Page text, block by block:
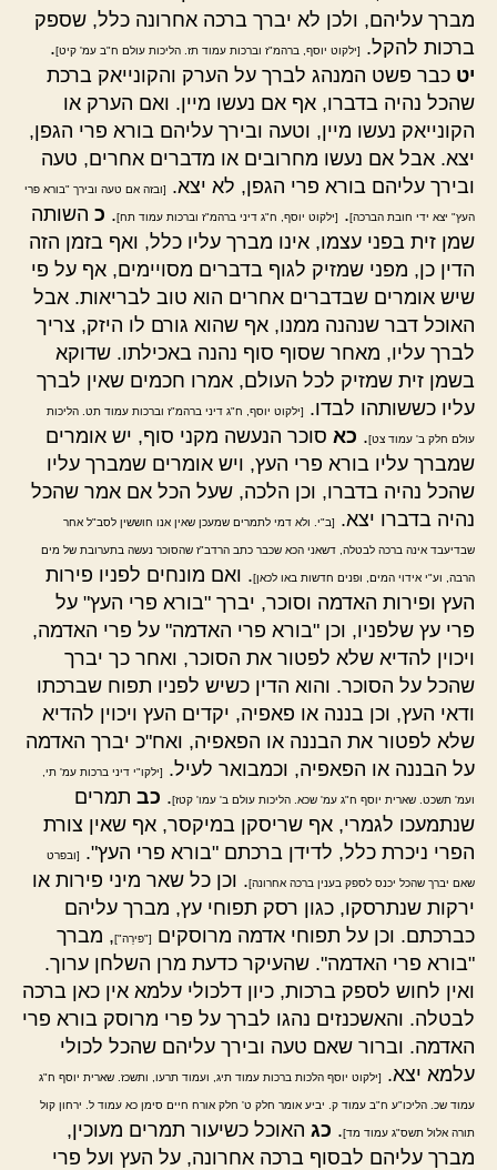
מברך עליהם, ולכן לא יברך ברכה אחרונה כלל, שספק
ברכות להקל.
[ילקוט יוסף, ברהמ"ז וברכות עמוד תז. הליכות עולם ח"ב עמ' קיט].
יט כבר פשט המנהג לברך על הערק והקונייאק ברכת
שהכל נהיה בדברו, אף אם נעשו מיין. ואם הערק או
הקונייאק נעשו מיין, וטעה ובירך עליהם בורא פרי הגפן,
יצא. אבל אם נעשו מחרובים או מדברים אחרים, טעה
ובירך עליהם בורא פרי הגפן, לא יצא.
[ובזה אם טעה ובירך "בורא פרי
העץ" יצא ידי חובת הברכה]. [ילקוט יוסף, ח"ג דיני ברהמ"ז וברכות עמוד תח]. כ השותה
שמן זית בפני עצמו, אינו מברך עליו כלל, ואף בזמן הזה
הדין כן, מפני שמזיק לגוף בדברים מסויימים, אף על פי
שיש אומרים שבדברים אחרים הוא טוב לבריאות. אבל
האוכל דבר שנהנה ממנו, אף שהוא גורם לו היזק, צריך
לברך עליו, מאחר שסוף סוף נהנה באכילתו. שדוקא
בשמן זית שמזיק לכל העולם, אמרו חכמים שאין לברך
עליו כששותהו לבדו.
[ילקוט יוסף, ח"ג דיני ברהמ"ז וברכות עמוד תט. הליכות
עולם חלק ב' עמוד צט]. כא סוכר הנעשה מקני סוף, יש אומרים
שמברך עליו בורא פרי העץ, ויש אומרים שמברך עליו
שהכל נהיה בדברו, וכן הלכה, שעל הכל אם אמר שהכל
נהיה בדברו יצא.
[ב"י. ולא דמי לתמרים שמעכן שאין אנו חוששין לסב"ל אחר
שבדיעבד אינה ברכה לבטלה, דשאני הכא שכבר כתב הרדב"ז שהסוכר נעשה בתערובת של מים
הרבה, וע"י אידוי המים, ופנים חדשות באו לכאן]. ואם מונחים לפניו פירות
העץ ופירות האדמה וסוכר, יברך "בורא פרי העץ" על
פרי עץ שלפניו, וכן "בורא פרי האדמה" על פרי האדמה,
ויכוין להדיא שלא לפטור את הסוכר, ואחר כך יברך
שהכל על הסוכר. והוא הדין כשיש לפניו תפוח שברכתו
ודאי העץ, וכן בננה או פאפיה, יקדים העץ ויכוין להדיא
שלא לפטור את הבננה או הפאפיה, ואח"כ יברך האדמה
על הבננה או הפאפיה, וכמבואר לעיל.
[ילקו"י דיני ברכות עמ' תי,
ועמ' תשכט. שארית יוסף ח"ג עמ' שכא. הליכות עולם ב' עמו' קטז]. כב תמרים
שנתמעכו לגמרי, אף שריסקן במיקסר, אף שאין צורת
הפרי ניכרת כלל, לדידן ברכתם "בורא פרי העץ".
[ובפרט
שאם יברך שהכל יכנס לספק בענין ברכה אחרונה]. וכן כל שאר מיני פירות או
ירקות שנתרסקו, כגון רסק תפוחי עץ, מברך עליהם
כברכתם. וכן על תפוחי אדמה מרוסקים
["פירֵה"], מברך
"בורא פרי האדמה". שהעיקר כדעת מרן השלחן ערוך.
ואין לחוש לספק ברכות, כיון דלכולי עלמא אין כאן ברכה
לבטלה. והאשכנזים נהגו לברך על פרי מרוסק בורא פרי
האדמה. וברור שאם טעה ובירך עליהם שהכל לכולי
עלמא יצא.
[ילקוט יוסף הלכות ברכות עמוד תיג, ועמוד תרעו, ותשכז. שארית יוסף ח"ג
עמוד שכ. הליכו"ע ח"ב עמוד ק. יביע אומר חלק ט' חלק אורח חיים סימן כא עמוד ל. ירחון קול
תורה אלול תשס"ג עמוד מד]. כג האוכל כשיעור תמרים מעוכין,
מברך עליהם לבסוף ברכה אחרונה, על העץ ועל פרי